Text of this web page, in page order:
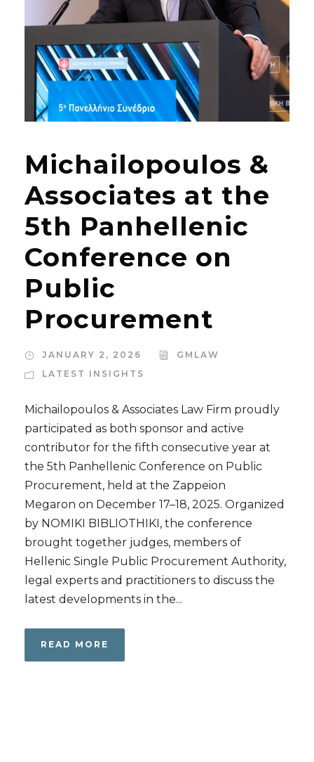
Michailopoulos &
Associates at the
5th Panhellenic
Conference on
Public
Procurement
JANUARY 2, 2026
GMLAW
LATEST INSIGHTS
Michailopoulos & Associates Law Firm proudly
participated as both sponsor and active
contributor for the fifth consecutive year at
the 5th Panhellenic Conference on Public
Procurement, held at the Zappeion
Megaron on December 17–18, 2025. Organized
by NOMIKI BIBLIOTHIKI, the conference
brought together judges, members of
Hellenic Single Public Procurement Authority,
legal experts and practitioners to discuss the
latest developments in the...
READ MORE